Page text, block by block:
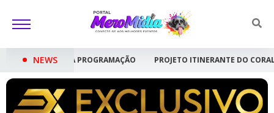
NEWS
PROJETO ITINERANTE DO CORAL SHOW CRIANÇA FELIZ ESTREIA